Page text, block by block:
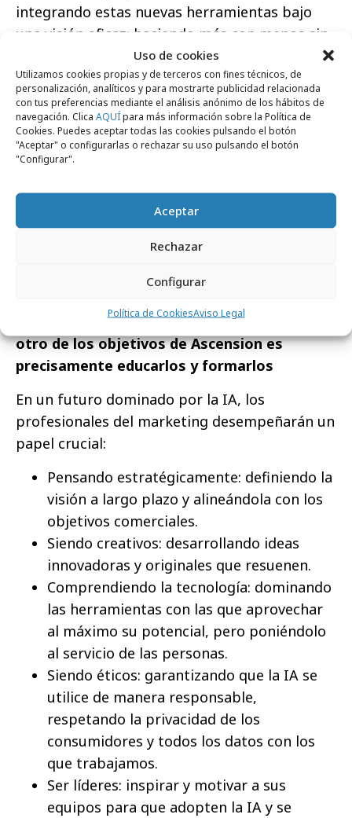
Uso de cookies
Utilizamos cookies propias y de terceros con fines técnicos, de
personalización, analíticos y para mostrarte publicidad relacionada
con tus preferencias mediante el análisis anónimo de los hábitos de
navegación. Clica AQUÍpara más información sobre la Política de
Cookies. Puedes aceptar todas las cookies pulsando el botón
"Aceptar" o configurarlas o rechazar su uso pulsando el botón
"Configurar".
Aceptar
Rechazar
Configurar
Política de CookiesAviso Legal
integrando estas nuevas herramientas bajo
una visión eficaz: haciendo más con menos sin
perder de vista la eficacia y la interacción
humano-máquina.
El futuro, sin embargo, nos da posibilidades
infinitas de creación y transformación de
procesos como nunca los hemos hecho, que,
imaginar. La única cosa clara es que nuestras
capacidades profesionales, así como las
necesidades de la industria, habrán
marketing en ese escenario? Suponemos que
otro de los objetivos de Ascension es
precisamente educarlos y formarlos
En un futuro dominado por la IA, los
profesionales del marketing desempeñarán un
papel crucial:
Pensando estratégicamente: definiendo la
visión a largo plazo y alineándola con los
objetivos comerciales.
Siendo creativos: desarrollando ideas
innovadoras y originales que resuenen.
Comprendiendo la tecnología: dominando
las herramientas con las que aprovechar
al máximo su potencial, pero poniéndolo
al servicio de las personas.
Siendo éticos: garantizando que la IA se
utilice de manera responsable,
respetando la privacidad de los
consumidores y todos los datos con los
que trabajamos.
Ser líderes: inspirar y motivar a sus
equipos para que adopten la IA y se